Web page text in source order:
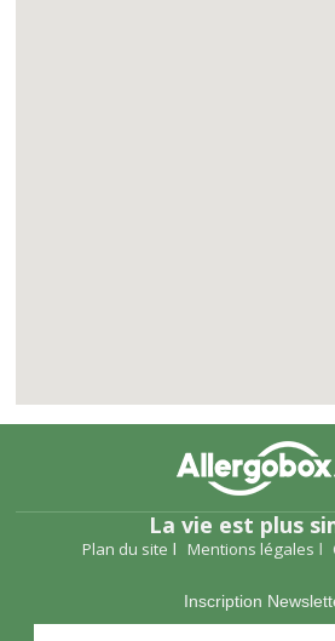
La vie est plus
Plan du site Mentions légales
Inscription